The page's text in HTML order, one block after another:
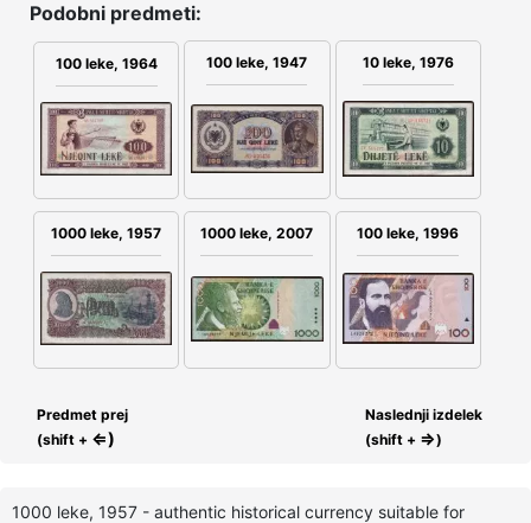
Podobni predmeti:
100 leke, 1964 100 leke, 1947 10 leke, 1976
1000 leke, 1957 1000 leke, 2007 100 leke, 1996
Predmet prej
(shift + ⇐)
Naslednji izdelek
(shift + ⇒)
1000 leke, 1957 - authentic historical currency suitable for